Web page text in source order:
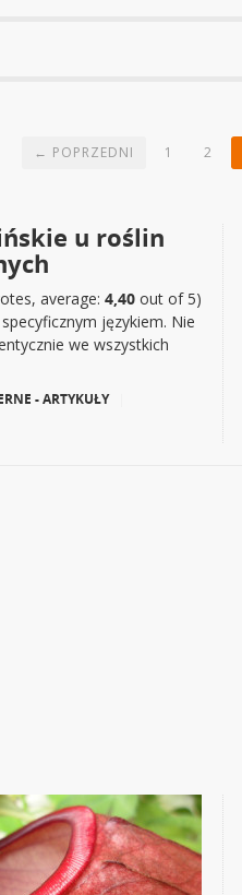
← POPRZEDNI 1 2
u roślin
average: 4,40 out of 5)
specyficznym językiem. Nie
we wszystkich
- ARTYKUŁY